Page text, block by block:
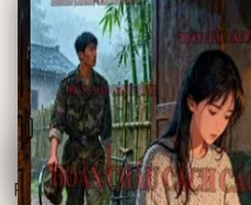
Full